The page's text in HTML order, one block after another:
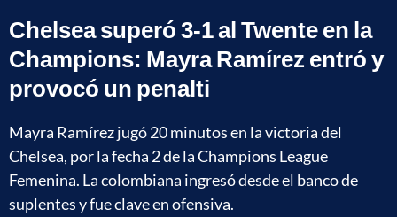
Chelsea superó 3-1 al Twente en la
Champions: Mayra Ramírez entró y
provocó un penalti
Mayra Ramírez jugó 20 minutos en la victoria del
Chelsea, por la fecha 2 de la Champions League
Femenina. La colombiana ingresó desde el banco de
suplentes y fue clave en ofensiva.